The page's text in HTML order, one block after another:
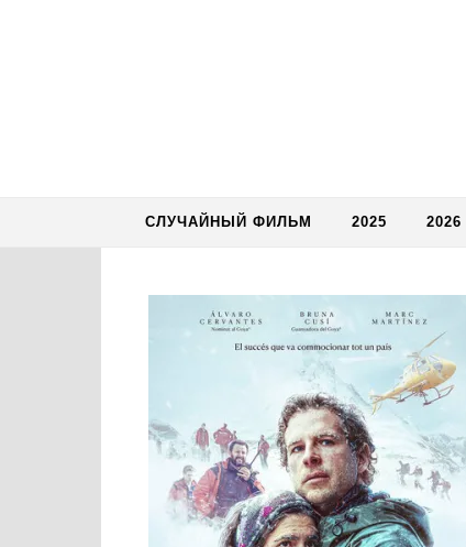
СЛУЧАЙНЫЙ ФИЛЬМ 2025 2026